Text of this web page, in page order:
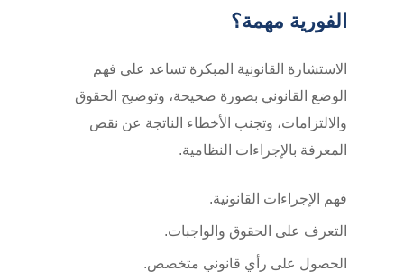
الفورية مهمة؟
الاستشارة القانونية المبكرة تساعد على فهم
الوضع القانوني بصورة صحيحة، وتوضيح الحقوق
والالتزامات، وتجنب الأخطاء الناتجة عن نقص
المعرفة بالإجراءات النظامية.
فهم الإجراءات القانونية.
التعرف على الحقوق والواجبات.
الحصول على رأي قانوني متخصص.